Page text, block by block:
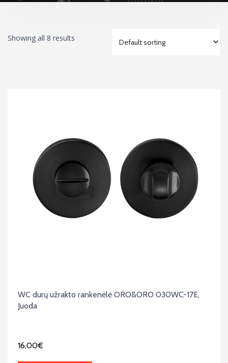
Showing all 8 results
WC durų užrakto rankenėlė ORO&ORO 030WC-17E,
Juoda
16,00€